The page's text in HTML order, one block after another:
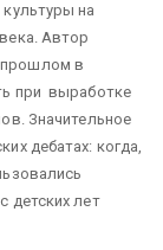
на
Автор
прошлом в
при выработке
Значительное
дебатах: когда,
детских лет